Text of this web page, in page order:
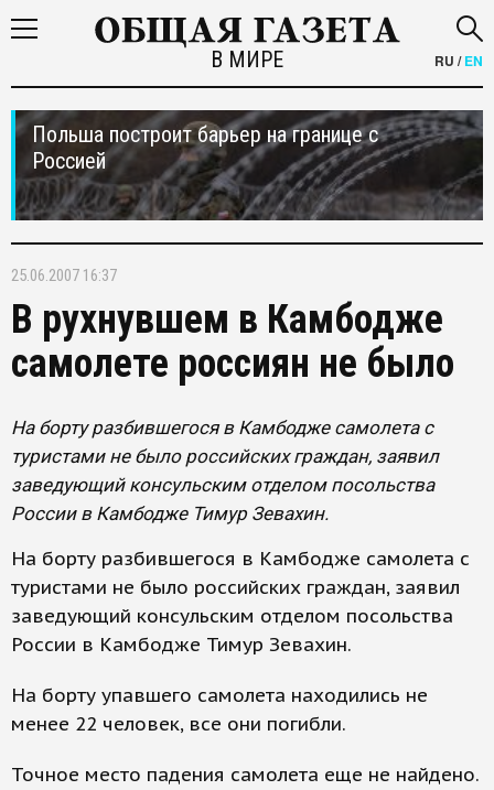
В МИРЕ RU /EN
Польша построит барьер на границе с
Россией
25.06.2007 16:37
В рухнувшем в Камбодже
самолете россиян не было
На борту разбившегося в Камбодже самолета с
туристами не было российских граждан, заявил
заведующий консульским отделом посольства
России в Камбодже Тимур Зевахин.
На борту разбившегося в Камбодже самолета с
туристами не было российских граждан, заявил
заведующий консульским отделом посольства
России в Камбодже Тимур Зевахин.
На борту упавшего самолета находились не
менее 22 человек, все они погибли.
Точное место падения самолета еще не найдено.